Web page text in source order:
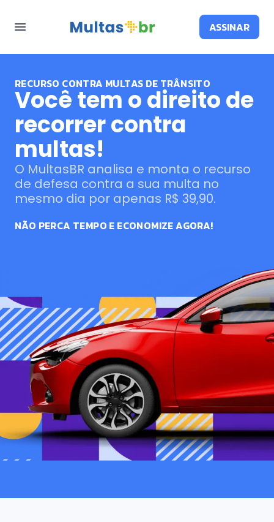
ASSINAR
RECURSO CONTRA MULTAS DE TRÂNSITO
Você tem o direito de
recorrer contra
multas!
O MultasBR analisa e monta o recurso
de defesa contra a sua multa no
mesmo dia por apenas R$ 39,90.
NÃO PERCA TEMPO E ECONOMIZE AGORA!